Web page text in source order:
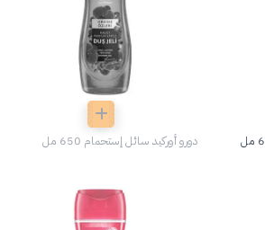
دورو أوركيد سائل إستحمام 650 مل